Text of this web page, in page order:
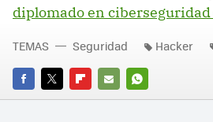
diplomado en
FACEBOOK
TWITTERFLIPBOARD
E-
WHATSAPP
TEMAS Seguridad Hacker